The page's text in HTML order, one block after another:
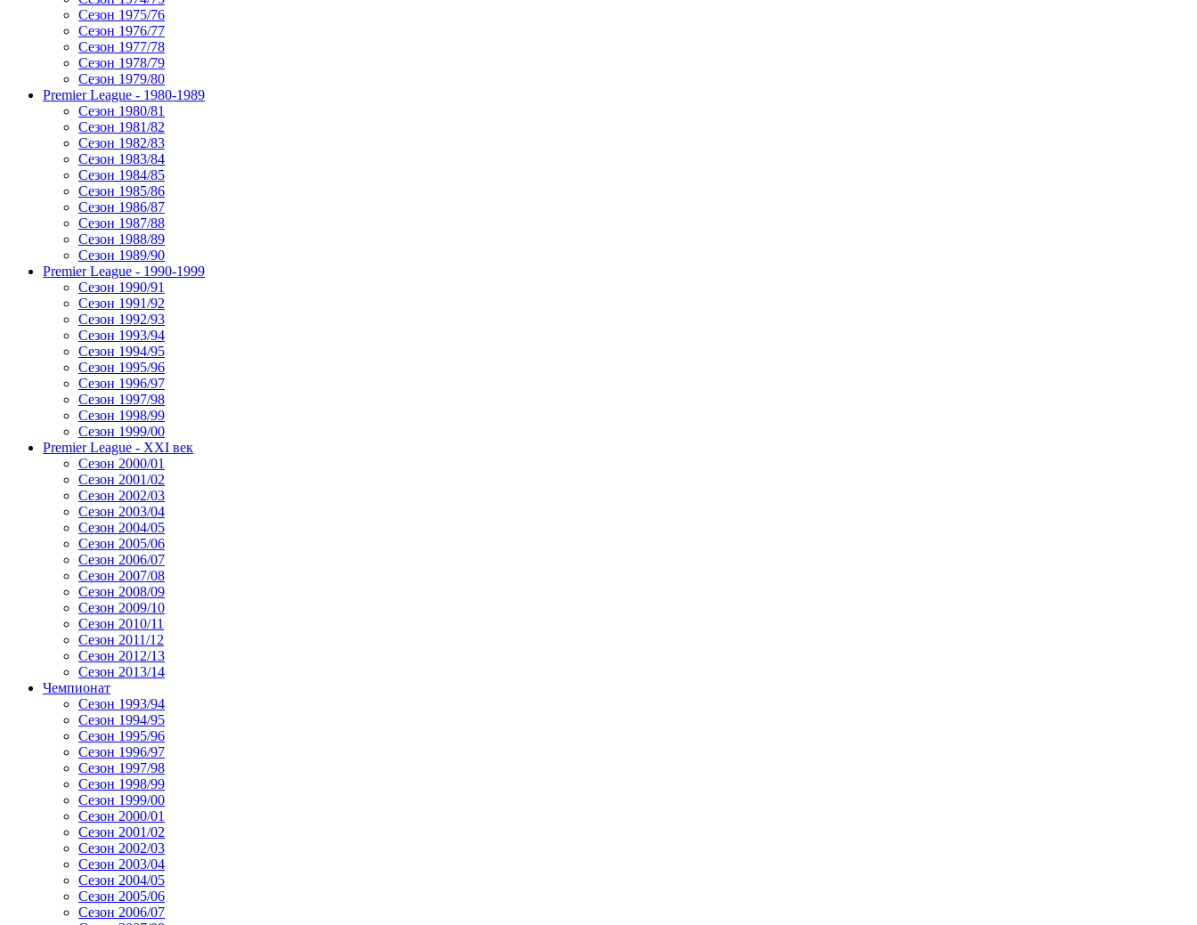
Сезон 1975/76
Сезон 1976/77
Сезон 1977/78
Сезон 1978/79
Сезон 1979/80
Premier League - 1980-1989
Сезон 1980/81
Сезон 1981/82
Сезон 1982/83
Сезон 1983/84
Сезон 1984/85
Сезон 1985/86
Сезон 1986/87
Сезон 1987/88
Сезон 1988/89
Сезон 1989/90
Premier League - 1990-1999
Сезон 1990/91
Сезон 1991/92
Сезон 1992/93
Сезон 1993/94
Сезон 1994/95
Сезон 1995/96
Сезон 1996/97
Сезон 1997/98
Сезон 1998/99
Сезон 1999/00
Premier League - XXI век
Сезон 2000/01
Сезон 2001/02
Сезон 2002/03
Сезон 2003/04
Сезон 2004/05
Сезон 2005/06
Сезон 2006/07
Сезон 2007/08
Сезон 2008/09
Сезон 2009/10
Сезон 2010/11
Сезон 2011/12
Сезон 2012/13
Сезон 2013/14
Чемпионат
Сезон 1993/94
Сезон 1994/95
Сезон 1995/96
Сезон 1996/97
Сезон 1997/98
Сезон 1998/99
Сезон 1999/00
Сезон 2000/01
Сезон 2001/02
Сезон 2002/03
Сезон 2003/04
Сезон 2004/05
Сезон 2005/06
Сезон 2006/07